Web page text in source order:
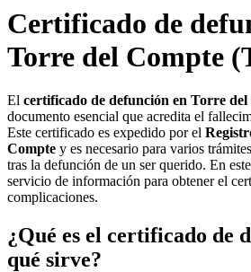
Certificado de
Torre del Compte
El certificado de defunción en Torre del
documento esencial que acredita el
Este certificado es expedido por el
Compte y es necesario para varios
tras la defunción de un ser querido. En
servicio de información para obtener el
complicaciones.
¿Qué es el certificado de
qué sirve?